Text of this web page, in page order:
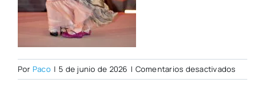
Por Paco | 5 de junio de 2026 | Comentarios desactivadosen
Foto106